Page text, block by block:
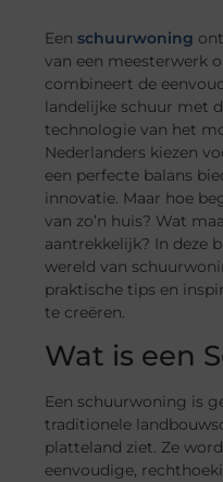
Een schuurwoning
van een meesterwerk
combineert de
landelijke schuur met
technologie van het
Nederlanders kiezen
een perfecte balans
innovatie. Maar hoe
van zo’n huis? Wat
aantrekkelijk? In deze
wereld van
praktische tips en
te creëren.
Wat is een
Een schuurwoning is
traditionele
platteland ziet. Ze
eenvoudige,